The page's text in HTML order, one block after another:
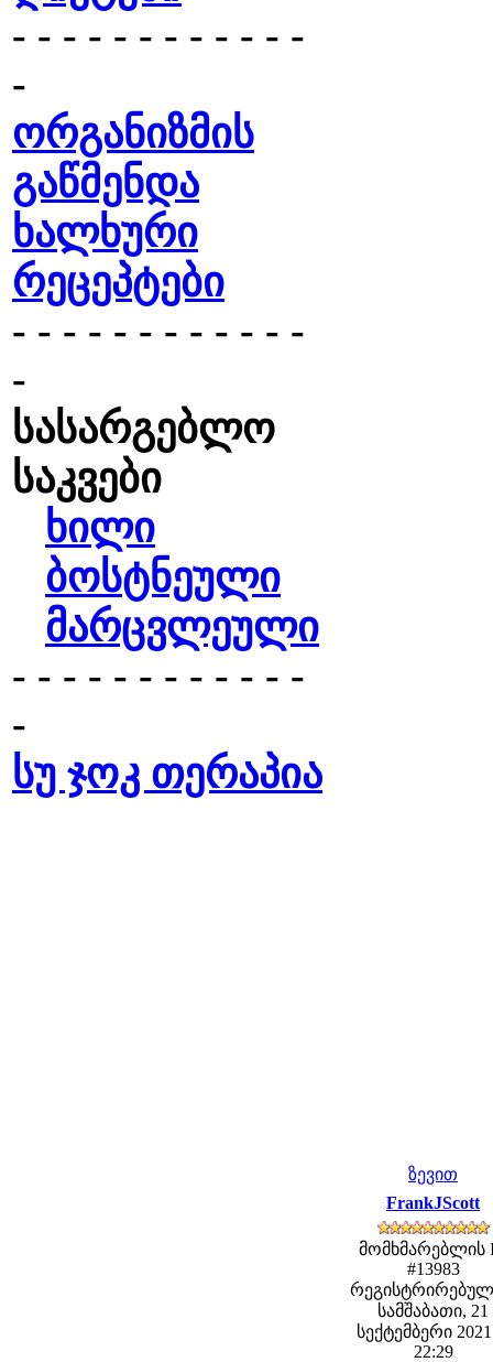
- - - - - - - - - - - -
-
ორგანიზმის
გაწმენდა
ხალხური
რეცეპტები
- - - - - - - - - - - -
-
სასარგებლო
საკვები
ხილი
ბოსტნეული
მარცვლეული
- - - - - - - - - - - -
-
სუ ჯოკ თერაპია
ზევით
FrankJScott
მომხმარებლის
#13983
სამშაბათი, 21
სექტემბერი
22:29